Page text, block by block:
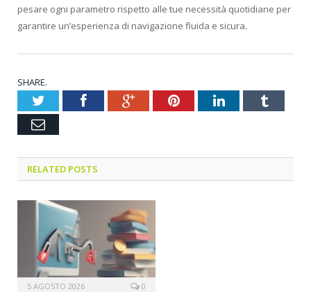
pesare ogni parametro rispetto alle tue necessità quotidiane per
garantire un’esperienza di navigazione fluida e sicura.
SHARE.
TwitterFacebookGoogle+PinterestLinkedInTumblr
Email
RELATED POSTS
5 AGOSTO 2026 0